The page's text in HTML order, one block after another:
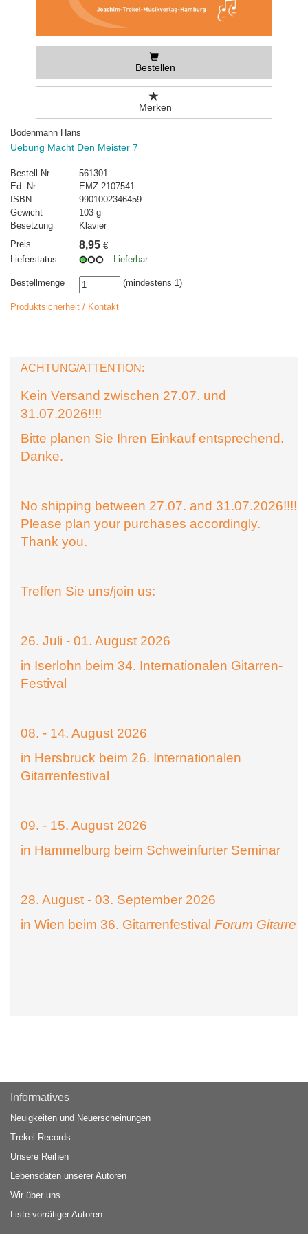
Bestellen
Merken
Bodenmann Hans
Uebung Macht Den Meister 7
Bestell-Nr
561301
Ed.-Nr
EMZ 2107541
ISBN
9901002346459
Gewicht
103 g
Besetzung
Klavier
Preis
8,95 €
Lieferstatus
Lieferbar
Bestellmenge (mindestens 1)
Produktsicherheit / Kontakt
ACHTUNG/ATTENTION:
Kein Versand zwischen 27.07. und
31.07.2026!!!!
Bitte planen Sie Ihren Einkauf entsprechend.
Danke.
No shipping between 27.07. and 31.07.2026!!!!
Please plan your purchases accordingly.
Thank you.
Treffen Sie uns/join us:
26. Juli - 01. August 2026
in Iserlohn beim 34. Internationalen Gitarren-
Festival
08. - 14. August 2026
in Hersbruck beim 26. Internationalen
Gitarrenfestival
09. - 15. August 2026
in Hammelburg beim Schweinfurter Seminar
28. August - 03. September 2026
in Wien beim 36. Gitarrenfestival Forum Gitarre
Informatives
Neuigkeiten und Neuerscheinungen
Trekel Records
Unsere Reihen
Lebensdaten unserer Autoren
Wir über uns
Liste vorrätiger Autoren